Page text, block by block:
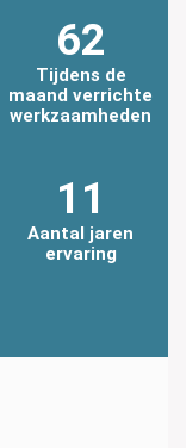
62
Tijdens de
maand verrichte
werkzaamheden
11
Aantal jaren
ervaring